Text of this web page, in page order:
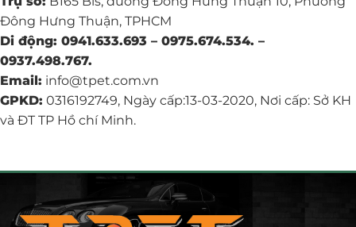
Đông Hưng Thuận, TPHCM
Di động: 0941.633.693 – 0975.674.534. –
0937.498.767.
Email: info@tpet.com.vn
GPKD: 0316192749, Ngày cấp:13-03-2020, Nơi cấp: Sở KH
và ĐT TP Hồ chí Minh.